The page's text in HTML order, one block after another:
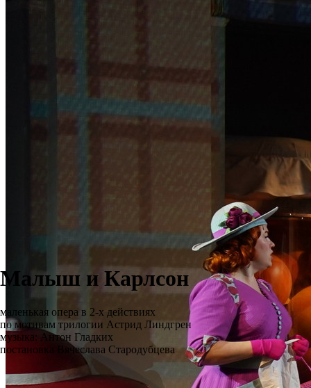
Малыш и Карлсон
маленькая опера в 2-х действиях
по мотивам трилогии Астрид Линдгрен
музыка: Антон Гладких
постановка Вячеслава Стародубцева